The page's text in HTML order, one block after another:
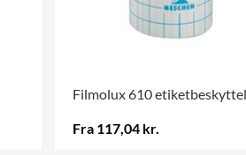
Filmolux 610
Fra 117,04 kr.